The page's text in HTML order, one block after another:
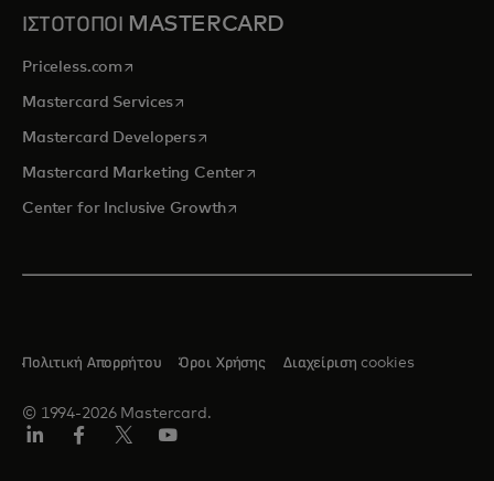
ΙΣΤΟΤΟΠΟΙ MASTERCARD
Priceless.com opens in a new tab
Mastercard Servicesopens in a new tab
Mastercard Developersopens in a new tab
Mastercard Marketing Centeropens in a new tab
Center for Inclusive Growthopens in a new tab
© 1994-2026 Mastercard.
Πολιτική Απορρήτου Όροι Χρήσης Διαχείριση cookies